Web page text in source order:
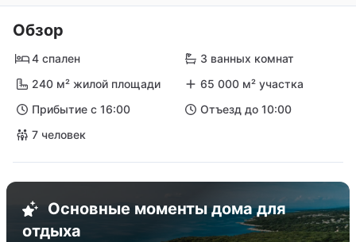
Обзор
4 спален
3 ванных комнат
240 м² жилой площади
65 000 м² участка
Прибытие с 16:00
Отъезд до 10:00
7 человек
Основные моменты дома для
отдыха